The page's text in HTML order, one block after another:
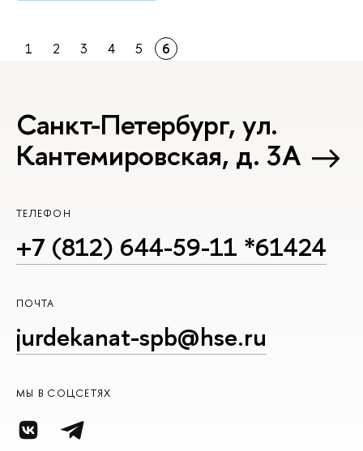
1 2 3 4 5 6
Санкт-Петербург, ул.
Кантемировская, д. 3А
ТЕЛЕФОН
+7 (812) 644-59-11 *61424
ПОЧТА
jurdekanat-spb@hse.ru
МЫ В СОЦСЕТЯХ